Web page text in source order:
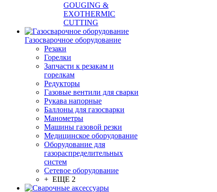
GOUGING &
EXOTHERMIC
CUTTING
Газосварочное оборудование
Резаки
Горелки
Запчасти к резакам и
горелкам
Редукторы
Газовые вентили для сварки
Рукава напорные
Баллоны для газосварки
Манометры
Машины газовой резки
Медицинское оборудование
Оборудование для
газораспределительных
систем
Сетевое оборудование
+ ЕЩЕ 2